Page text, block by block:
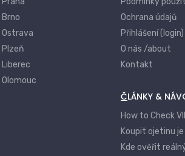
Asistenční služby – havárie, opravy,
zajištění řemeslníka
Pojištění nájmu a ztráty užitku
Pojištění zahradních prvků a
Ochrana údajů
Přihlášení (login)
O nás /about
Kontakt
ČLÁNKY &
How to Check
Koupit ojetinu
Kde ověřit